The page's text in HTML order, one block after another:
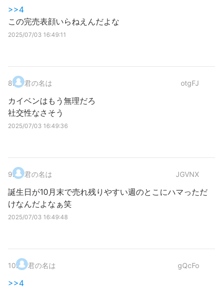
>>4
この完売表顔いらねえんだよな
2025/07/03 16:49:11
8. 君の名は otgFJ
カイベンはもう無理だろ
社交性なさそう
2025/07/03 16:49:36
9. 君の名は JGVNX
誕生日が10月末で売れ残りやすい週のとこにハマっただ
けなんだよなぁ笑
2025/07/03 16:49:48
10. 君の名は gQcFo
>>4